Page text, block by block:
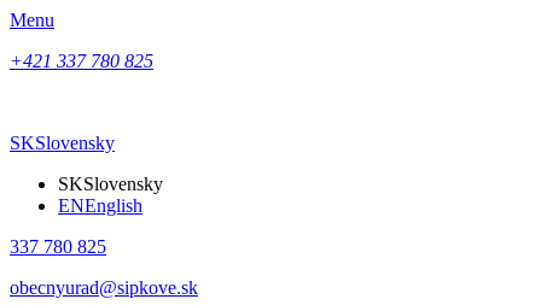
Menu
+421 337 780 825
SKSlovensky
SKSlovensky
ENEnglish
337 780 825
obecnyurad@sipkove.sk